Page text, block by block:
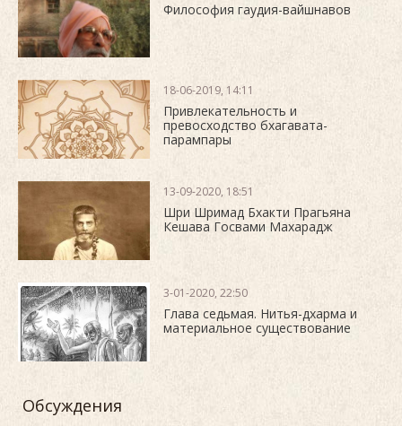
Философия гаудия-вайшнавов
18-06-2019, 14:11
Привлекательность и
превосходство бхагавата-
парампары
13-09-2020, 18:51
Шри Шримад Бхакти Прагьяна
Кешава Госвами Махарадж
3-01-2020, 22:50
Глава седьмая. Нитья-дхарма и
материальное существование
Обсуждения